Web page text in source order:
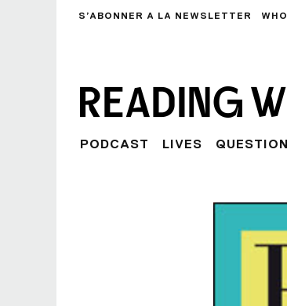
S’ABONNER A LA NEWSLETTER
PODCAST LIVES